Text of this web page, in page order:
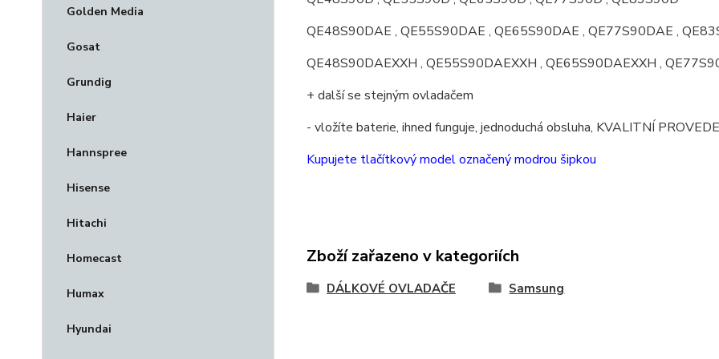
Golden Media
Gosat
Grundig
Haier
Hannspree
Hisense
Hitachi
Homecast
Humax
Hyundai
QE48S90DAE , QE55S90DAE , QE65S90DAE , QE77S90DAE ,
QE48S90DAEXXH , QE55S90DAEXXH , QE65S90DAEXXH ,
+ další se stejným ovladačem
- vložíte baterie, ihned funguje, jednoduchá obsluha, KVALITNÍ
Kupujete tlačítkový model označený modrou šipkou
Zboží zařazeno v kategoriích
DÁLKOVÉ OVLADAČE Samsung